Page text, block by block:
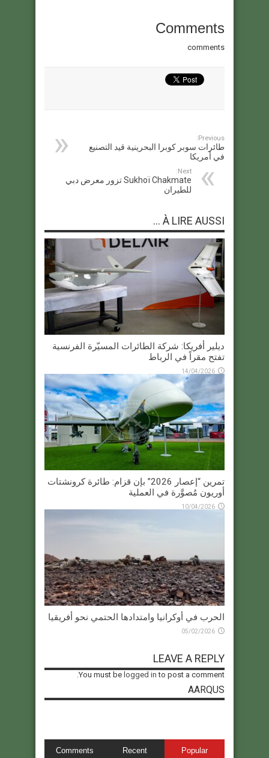
Comments
comments
Previous:
طائرات سوبر كوبرا البحرينية قيد التصنيع
في أمريكا
Next:
Sukhoï Chakmate تزور معرض دبي
للطيران
À LIRE AUSSI ...
ديلير أفريكا: شركة الطائرات المسيّرة الفرنسية
تفتح مقراً في الرباط
14/04/2026
تمرين “إعصار 2026” بإن قزام: طائرة كرونشتات
أوريون مُصوَّرة في العملية
10/04/2026
الحرب في أوكرانيا وامتدادها الحتمي نحو أفريقيا
05/02/2026
LEAVE A REPLY
You must be logged in to post a comment.
AARQUS
Popular
Recent
Comments